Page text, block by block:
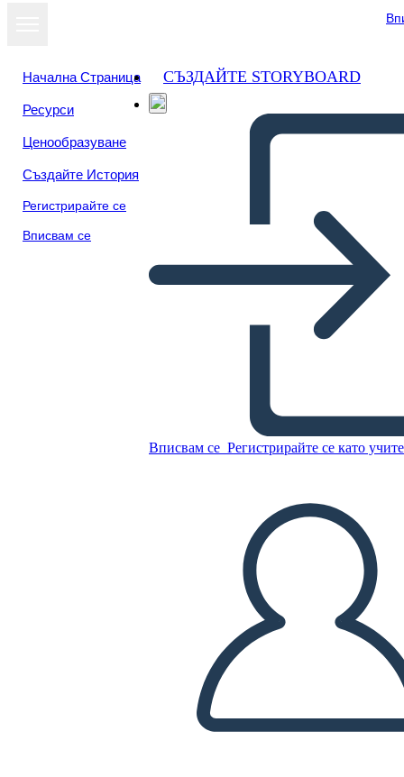
Начална Страница
Ресурси
Ценообразуване
Създайте История
Регистрирайте се
Вписвам се
СЪЗДАЙТЕ STORYBOARD
Вписвам се Регистрирайте се като
Копирайте този Storyboard
ПУСКАНЕ НА СЛАЙДШОУ
ЧЕТИ МИ
Преглед като
слайдшоу